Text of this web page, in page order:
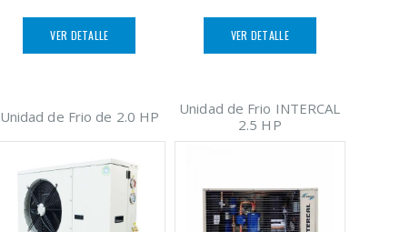
VER DETALLE VER DETALLE
Unidad de Frio de 2.0 HP
Unidad de Frio INTERCAL
2.5 HP